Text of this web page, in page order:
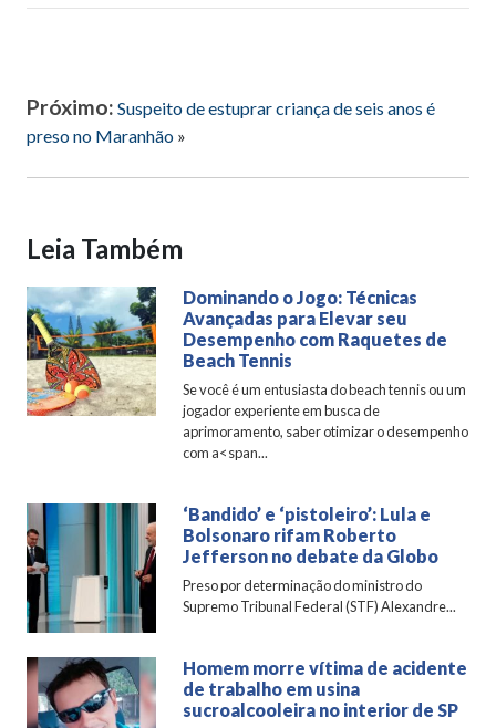
Próximo: Suspeito de estuprar criança de seis anos é
preso no Maranhão »
Leia Também
Dominando o Jogo: Técnicas
Avançadas para Elevar seu
Desempenho com Raquetes de
Beach Tennis
Se você é um entusiasta do beach tennis ou um
jogador experiente em busca de
aprimoramento, saber otimizar o desempenho
com a<span...
‘Bandido’ e ‘pistoleiro’: Lula e
Bolsonaro rifam Roberto
Jefferson no debate da Globo
Preso por determinação do ministro do
Supremo Tribunal Federal (STF) Alexandre...
Homem morre vítima de acidente
de trabalho em usina
sucroalcooleira no interior de SP